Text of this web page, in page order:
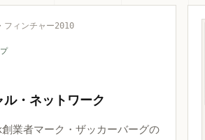
フィンチャー2010
ル・ネットワーク
業者マーク・ザッカーバーグの